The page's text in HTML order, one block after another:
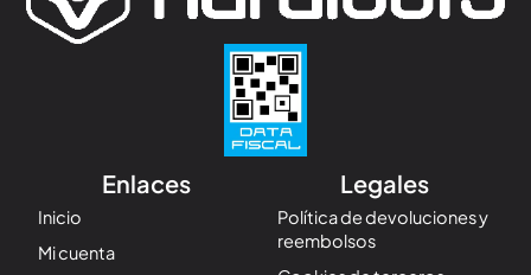
Enlaces
Inicio
Mi cuenta
Legales
Política de devoluciones y
reembolsos